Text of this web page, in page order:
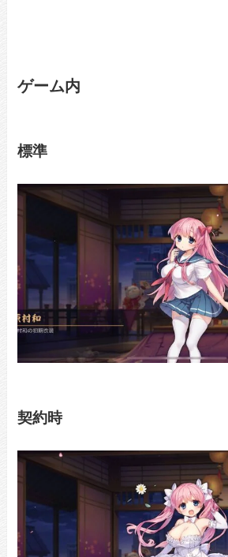
ゲーム内
標準
契約時